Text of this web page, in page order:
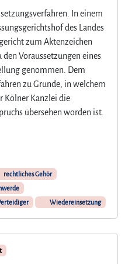
In einem
des Landes
zum Aktenzeichen
Voraussetzungen eines
genommen. Dem
zu Grunde, in welchem
Kölner Kanzlei die
übersehen worden ist.
rechtliches Gehör
Wiedereinsetzung